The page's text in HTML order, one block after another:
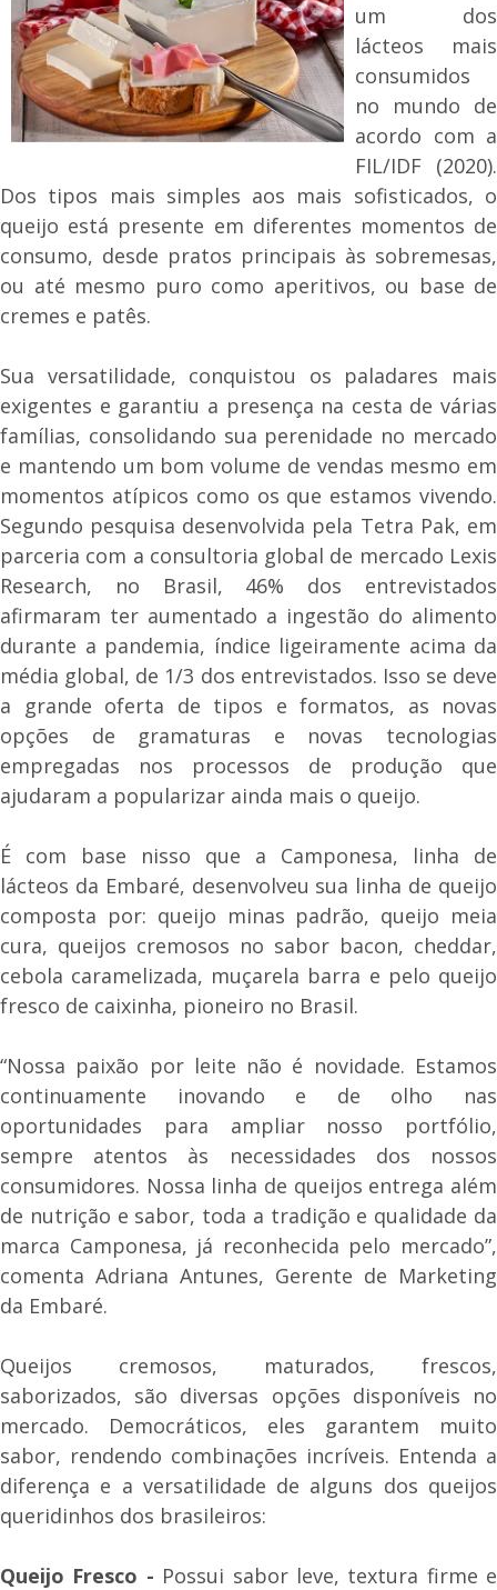
um dos
lácteos mais
consumidos
no mundo de
acordo com a
FIL/IDF (2020).
Dos tipos mais simples aos mais sofisticados, o
queijo está presente em diferentes momentos de
consumo, desde pratos principais às sobremesas,
ou até mesmo puro como aperitivos, ou base de
cremes e patês.
Sua versatilidade, conquistou os paladares mais
exigentes e garantiu a presença na cesta de várias
famílias, consolidando sua perenidade no mercado
e mantendo um bom volume de vendas mesmo em
momentos atípicos como os que estamos vivendo.
Segundo pesquisa desenvolvida pela Tetra Pak, em
parceria com a consultoria global de mercado Lexis
Research, no Brasil, 46% dos entrevistados
afirmaram ter aumentado a ingestão do alimento
durante a pandemia, índice ligeiramente acima da
média global, de 1/3 dos entrevistados. Isso se deve
a grande oferta de tipos e formatos, as novas
opções de gramaturas e novas tecnologias
empregadas nos processos de produção que
ajudaram a popularizar ainda mais o queijo.
É com base nisso que a Camponesa, linha de
lácteos da Embaré, desenvolveu sua linha de queijo
composta por: queijo minas padrão, queijo meia
cura, queijos cremosos no sabor bacon, cheddar,
cebola caramelizada, muçarela barra e pelo queijo
fresco de caixinha, pioneiro no Brasil.
“Nossa paixão por leite não é novidade. Estamos
continuamente inovando e de olho nas
oportunidades para ampliar nosso portfólio,
sempre atentos às necessidades dos nossos
consumidores. Nossa linha de queijos entrega além
de nutrição e sabor, toda a tradição e qualidade da
marca Camponesa, já reconhecida pelo mercado”,
comenta Adriana Antunes, Gerente de Marketing
da Embaré.
Queijos cremosos, maturados, frescos,
saborizados, são diversas opções disponíveis no
mercado. Democráticos, eles garantem muito
sabor, rendendo combinações incríveis. Entenda a
diferença e a versatilidade de alguns dos queijos
queridinhos dos brasileiros:
Queijo Fresco - Possui sabor leve, textura firme e